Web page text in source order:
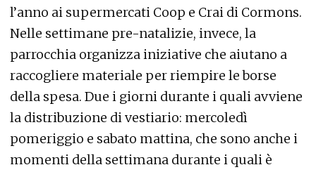
l’anno ai supermercati Coop e Crai di Cormons.
Nelle settimane pre-natalizie, invece, la
parrocchia organizza iniziative che aiutano a
raccogliere materiale per riempire le borse
della spesa. Due i giorni durante i quali avviene
la distribuzione di vestiario: mercoledì
pomeriggio e sabato mattina, che sono anche i
momenti della settimana durante i quali è